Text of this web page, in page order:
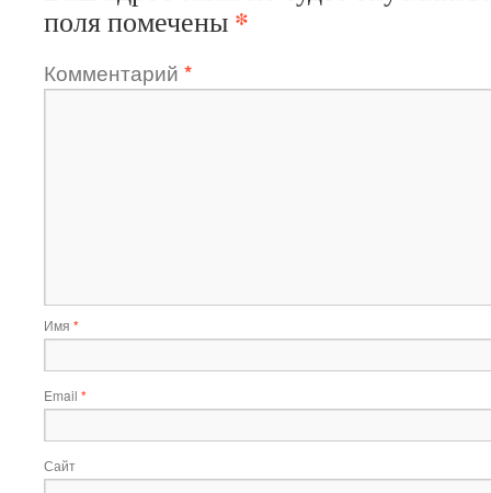
поля помечены *
Комментарий *
Имя *
Email *
Сайт